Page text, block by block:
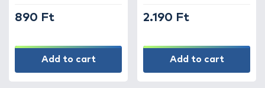
890 Ft
Add to cart
2.190 Ft
Add to cart